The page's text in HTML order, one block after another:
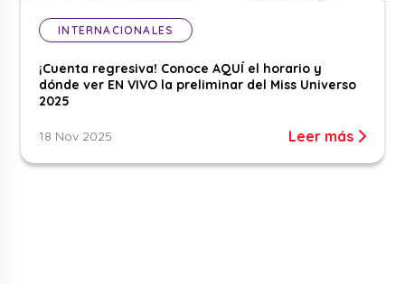
INTERNACIONALES
¡Cuenta regresiva! Conoce AQUÍ el horario y
dónde ver EN VIVO la preliminar del Miss Universo
2025
18 Nov 2025 Leer más